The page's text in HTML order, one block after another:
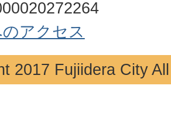
アクセス
2017 Fujiidera City